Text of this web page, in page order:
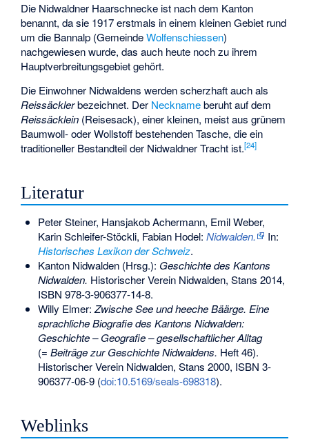
Die Nidwaldner Haarschnecke ist nach dem Kanton
benannt, da sie 1917 erstmals in einem kleinen Gebiet rund
um die Bannalp (GemeindeWolfenschiessen)
nachgewiesen wurde, das auch heute noch zu ihrem
Hauptverbreitungsgebiet gehört.
Die Einwohner Nidwaldens werden scherzhaft auch als
Reissäcklerbezeichnet. Der Necknameberuht auf dem
Reissäcklein (Reisesack), einer kleinen, meist aus grünem
Baumwoll- oder Wollstoff bestehenden Tasche, die ein
traditioneller Bestandteil der Nidwaldner Tracht ist.[24]
Literatur
Peter Steiner, Hansjakob Achermann, Emil Weber,
Karin Schleifer-Stöckli, Fabian Hodel: Nidwalden.
In:
Historisches Lexikon der Schweiz.
Kanton Nidwalden (Hrsg.): Geschichte des Kantons
Nidwalden. Historischer Verein Nidwalden, Stans 2014,
ISBN 978-3-906377-14-8.
Willy Elmer: Zwische See und heeche Bäärge. Eine
sprachliche Biografie des Kantons Nidwalden:
Geschichte – Geografie – gesellschaftlicher Alltag
(= Beiträge zur Geschichte Nidwaldens. Heft 46).
Historischer Verein Nidwalden, Stans 2000, ISBN 3-
906377-06-9(doi:10.5169/seals-698318).
Weblinks